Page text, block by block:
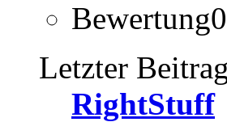
Letzter
RightStuff